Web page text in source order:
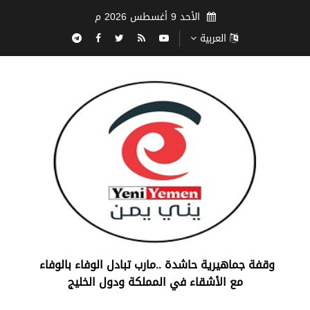
الأحد 9 أغسطس 2026 م
العربية
‏وقفة جماهيرية حاشدة ..مارب ‏تبادل الوفاء بالوفاء ‏
مع الأشقاء في المملكة ودول الخليج